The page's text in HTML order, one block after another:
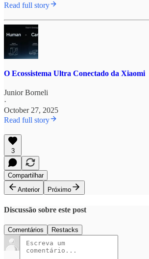
Read full story
O Ecossistema Ultra Conectado da Xiaomi
Junior Borneli
·
October 27, 2025
Read full story
3
Compartilhar
Anterior
Próximo
Discussão sobre este post
Comentários Restacks